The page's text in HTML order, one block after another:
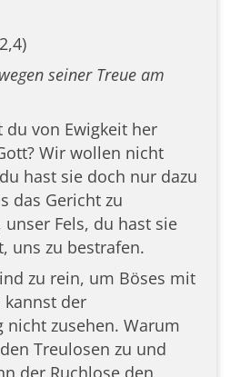
seiner Treue am
von Ewigkeit her
Wir wollen nicht
hast sie doch nur dazu
das Gericht zu
Fels, du hast sie
uns zu bestrafen.
zu rein, um Böses mit
kannst der
nicht zusehen. Warum
Treulosen zu und
der Ruchlose den